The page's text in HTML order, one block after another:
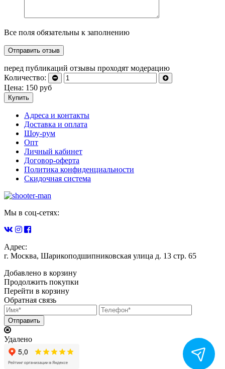
Все поля обязательны к заполнению
перед публикаций отзывы проходят модерацию
Количество:
Цена: 150 руб
Купить
Адреса и контакты
Доставка и оплата
Шоу-рум
Опт
Личный кабинет
Договор-оферта
Политика конфиденциальности
Скидочная система
Мы в соц-сетях:
Адрес:
г. Москва, Шарикоподшипниковская улица д. 13 стр. 65
Добавлено в корзину
Продолжить покупки
Перейти в корзину
Обратная связь
Удалено